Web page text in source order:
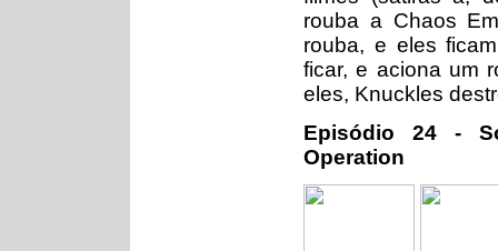
rouba a Chaos
rouba, e eles
ficar, e aciona um
eles, Knuckles
Episódio 24 -
Operation